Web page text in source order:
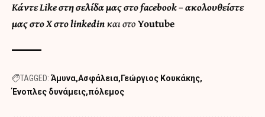
ΚάντεLike στη σελίδα μας στο facebook– ακολουθείστε
μας στοXστοlinkedinκαι στοYoutube
TAGGED: Άμυνα Ασφάλεια Γεώργιος Κουκάκης
Ένοπλες δυνάμεις πόλεμος